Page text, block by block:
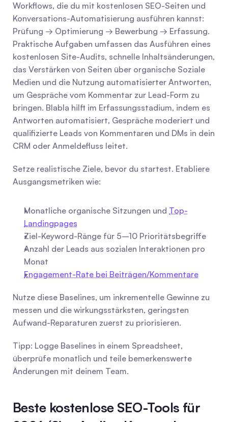
Workflows, die du mit kostenlosen SEO-Seiten und
Konversations-Automatisierung ausführen kannst:
Prüfung → Optimierung → Bewerbung → Erfassung.
Praktische Aufgaben umfassen das Ausführen eines
kostenlosen Site-Audits, schnelle Inhaltsänderungen,
das Verstärken von Seiten über organische Soziale
Medien und die Nutzung automatisierter Antworten,
um Gespräche vom Kommentar zur Lead-Form zu
bringen. Blabla hilft im Erfassungsstadium, indem es
Antworten automatisiert, Gespräche moderiert und
qualifizierte Leads von Kommentaren und DMs in dein
CRM oder Anmeldefluss leitet.
Setze realistische Ziele, bevor du startest. Etabliere
Ausgangsmetriken wie:
Monatliche organische Sitzungen und Top-
Landingpages
Ziel-Keyword-Ränge für 5–10 Prioritätsbegriffe
Anzahl der Leads aus sozialen Interaktionen pro
Monat
Engagement-Rate bei Beiträgen/Kommentare
Nutze diese Baselines, um inkrementelle Gewinne zu
messen und die wirkungsstärksten, geringsten
Aufwand-Reparaturen zuerst zu priorisieren.
Tipp: Logge Baselines in einem Spreadsheet,
überprüfe monatlich und teile bemerkenswerte
Änderungen mit deinem Team.
Beste kostenlose SEO-Tools für